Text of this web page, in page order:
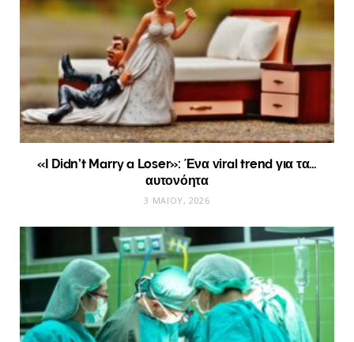
«I Didn’t Marry a Loser»: Ένα viral trend για τα…
αυτονόητα
3 ΜΑΪ́ΟΥ, 2026